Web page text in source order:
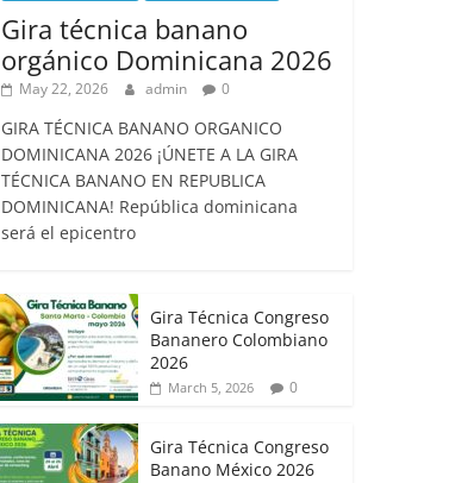
Gira técnica banano
orgánico Dominicana 2026
May 22, 2026 admin 0
GIRA TÉCNICA BANANO ORGANICO
DOMINICANA 2026 ¡ÚNETE A LA GIRA
TÉCNICA BANANO EN REPUBLICA
DOMINICANA! República dominicana
será el epicentro
Gira Técnica Congreso
Bananero Colombiano
2026
March 5, 2026 0
Gira Técnica Congreso
Banano México 2026